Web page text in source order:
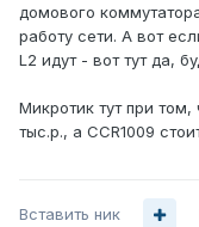
домового
работу сети. А вот
L2 идут - вот тут да,
Микротик тут при том,
тыс.р., а CCR1009
Вставить ник